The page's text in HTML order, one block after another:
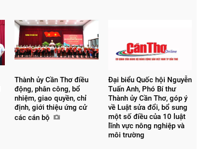
Thành ủy Cần Thơ điều
động, phân công, bổ
nhiệm, giao quyền, chỉ
định, giới thiệu ứng cử
các cán bộ
Đại biểu Quốc hội Nguyễn
Tuấn Anh, Phó Bí thư
Thành ủy Cần Thơ, góp ý
về Luật sửa đổi, bổ sung
một số điều của 10 luật
lĩnh vực nông nghiệp và
môi trường